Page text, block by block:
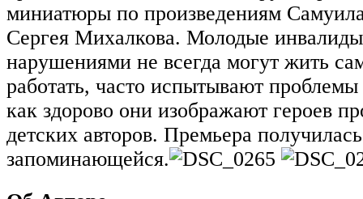
миниатюры по произведениям
Сергея Михалкова. Молодые
нарушениями не всегда могут жить
работать, часто испытывают
как здорово они изображают героев
детских авторов. Премьера
запоминающейся.